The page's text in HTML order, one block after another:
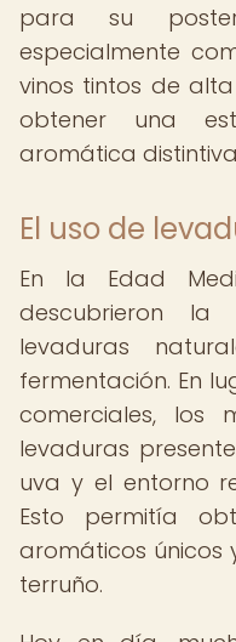
para su
especialmente
vinos tintos de
obtener una
aromática
El uso de
En la Edad
descubrieron la
levaduras
fermentación. En
comerciales, los
levaduras
uva y el entorno
Esto permitía
aromáticos únicos
terruño.